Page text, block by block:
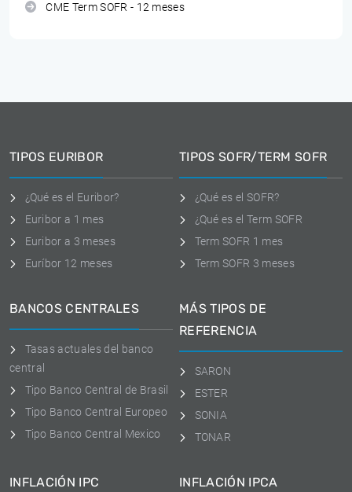
CME Term SOFR - 12 meses
TIPOS EURIBOR
¿Qué es el Euribor?
Euribor a 1 mes
Euribor a 3 meses
Euríbor 12 meses
TIPOS SOFR/TERM SOFR
¿Qué es el SOFR?
¿Qué es el Term SOFR
Term SOFR 1 mes
Term SOFR 3 meses
BANCOS CENTRALES
Tasas actuales del banco
central
Tipo Banco Central de Brasil
Tipo Banco Central Europeo
Tipo Banco Central Mexico
MÁS TIPOS DE
REFERENCIA
SARON
ESTER
SONIA
TONAR
INFLACIÓN IPC INFLACIÓN IPCA